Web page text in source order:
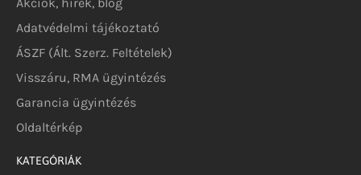
Adatvédelmi tájékoztató
ÁSZF (Ált. Szerz. Feltételek)
Visszáru, RMA ügyintézés
Garancia ügyintézés
Oldaltérkép
KATEGÓRIÁK